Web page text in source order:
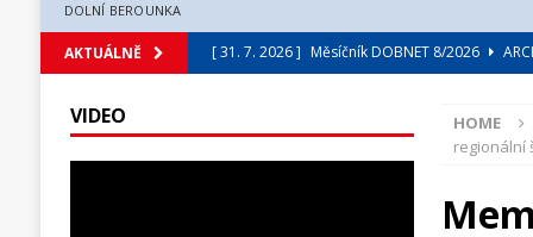
DOLNÍ BEROUNKA
AKTUÁLNĚ [ 31. 7. 2026 ] Měsíčník DOBNET 8/2026
[ 31. 7. 2026 ] Jednou Slavoj, vždycky Slavoj!
Výjimečný zážitek: mexické
HOME
regionální
VIDEO